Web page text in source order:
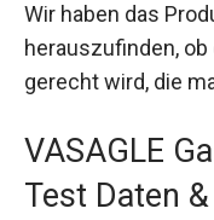
Wir haben das
herauszufinden,
gerecht wird, die
VASAGLE
Test Daten